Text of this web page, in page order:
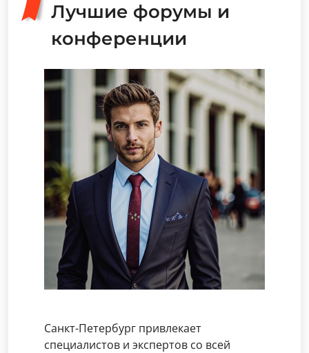
Лучшие форумы и
конференции
Санкт-Петербург привлекает
специалистов и экспертов со всей